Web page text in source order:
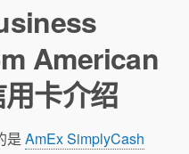
American
卡介绍
是 AmEx SimplyCash